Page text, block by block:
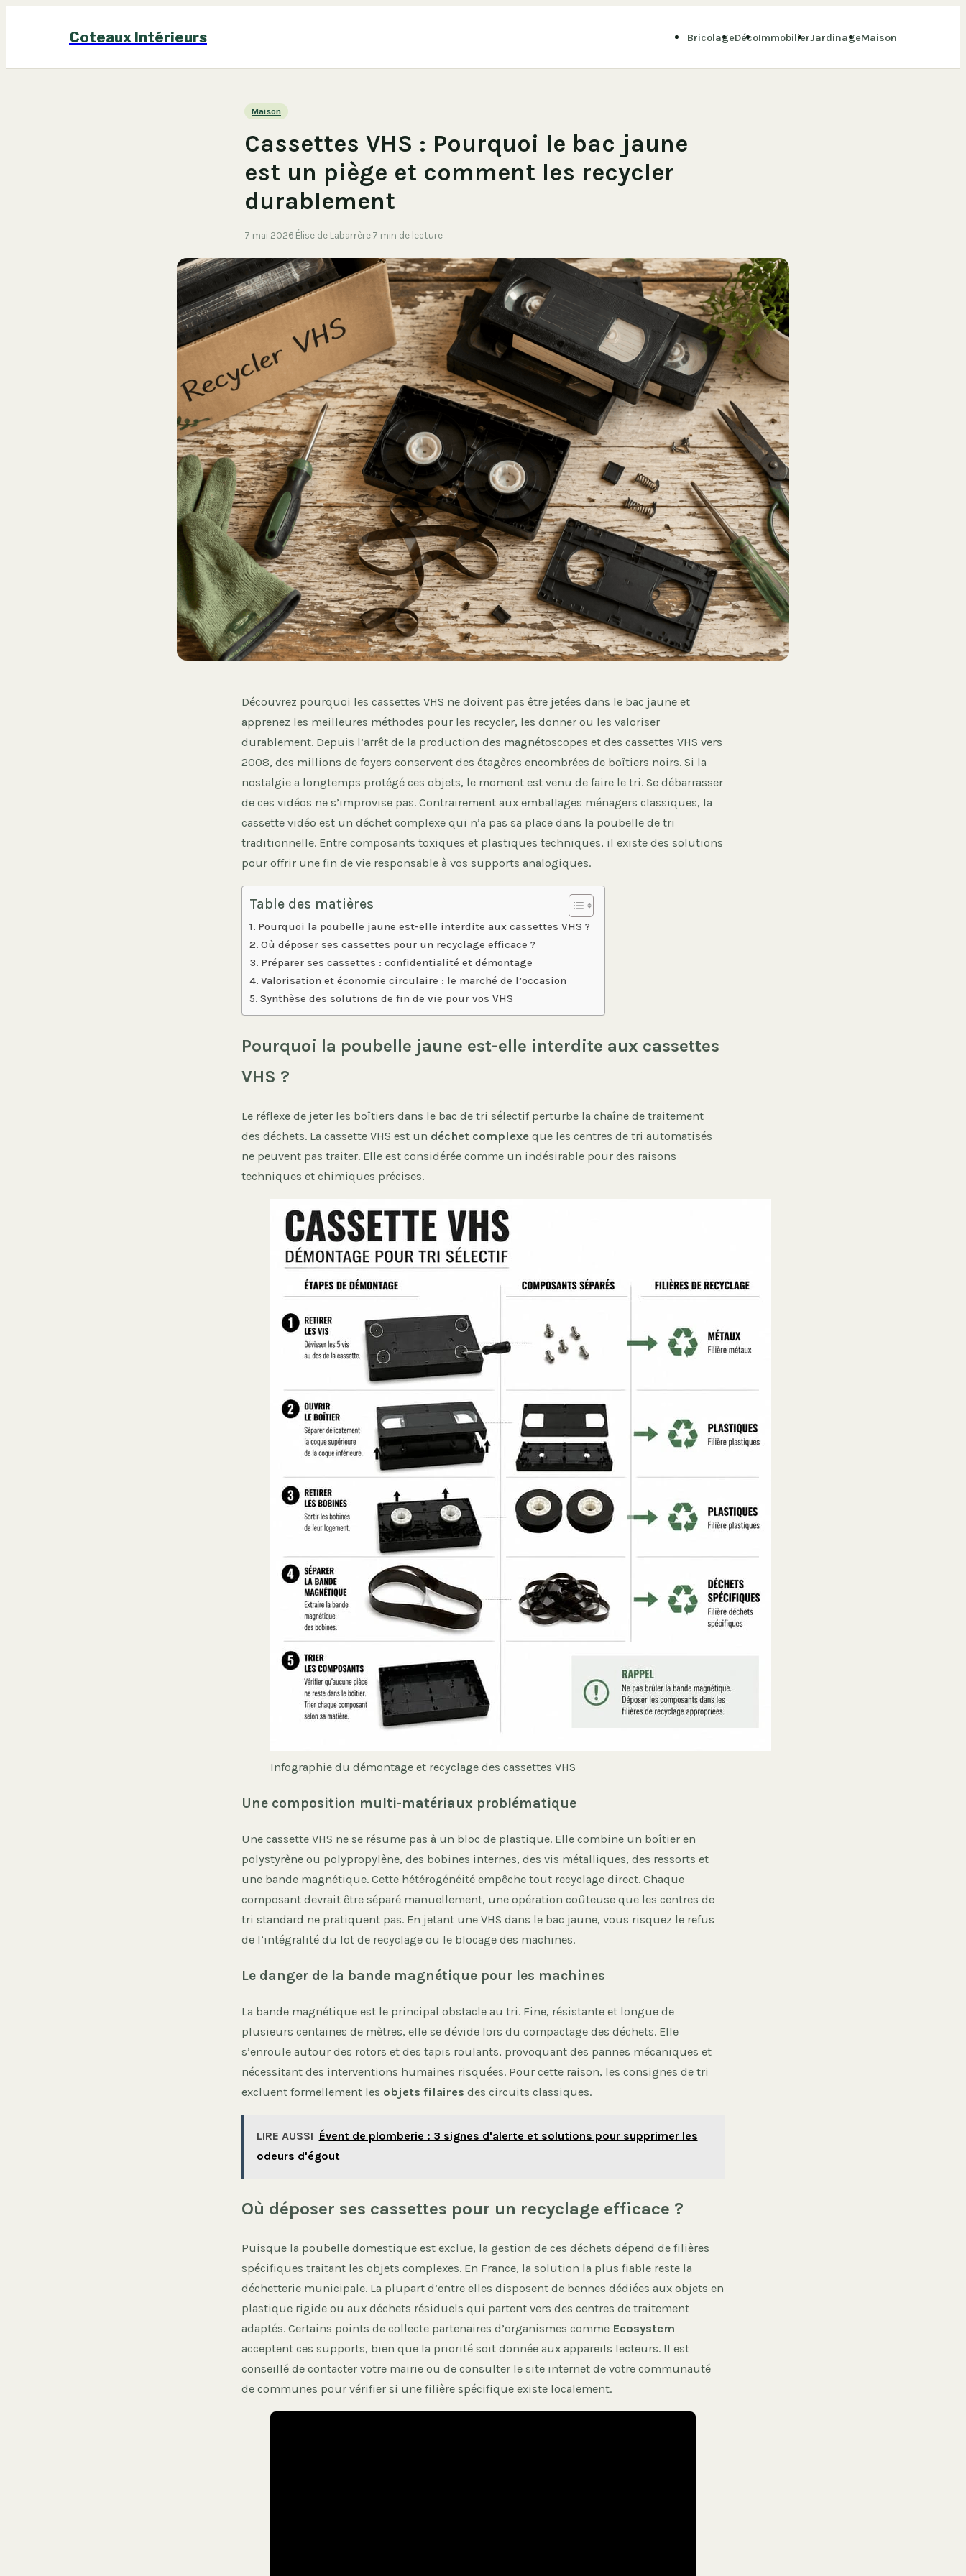
Coteaux Intérieurs BricolageDécoImmobilierJardinageMaison
Maison
Cassettes VHS : Pourquoi le bac jaune
est un piège et comment les recycler
durablement
7 mai 2026·Élise de Labarrère·7 min de lecture
Découvrez pourquoi les cassettes VHS ne doivent pas être jetées dans le bac jaune et
apprenez les meilleures méthodes pour les recycler, les donner ou les valoriser
durablement. Depuis l’arrêt de la production des magnétoscopes et des cassettes VHS vers
2008, des millions de foyers conservent des étagères encombrées de boîtiers noirs. Si la
nostalgie a longtemps protégé ces objets, le moment est venu de faire le tri. Se débarrasser
de ces vidéos ne s’improvise pas. Contrairement aux emballages ménagers classiques, la
cassette vidéo est un déchet complexe qui n’a pas sa place dans la poubelle de tri
traditionnelle. Entre composants toxiques et plastiques techniques, il existe des solutions
pour offrir une fin de vie responsable à vos supports analogiques.
Table des matières
Pourquoi la poubelle jaune est-elle interdite aux cassettes VHS ?
Où déposer ses cassettes pour un recyclage efficace ?
Préparer ses cassettes : confidentialité et démontage
Valorisation et économie circulaire : le marché de l’occasion
Synthèse des solutions de fin de vie pour vos VHS
Pourquoi la poubelle jaune est-elle interdite aux cassettes
VHS ?
Le réflexe de jeter les boîtiers dans le bac de tri sélectif perturbe la chaîne de traitement
des déchets. La cassette VHS est un déchet complexe que les centres de tri automatisés
ne peuvent pas traiter. Elle est considérée comme un indésirable pour des raisons
techniques et chimiques précises.
Infographie du démontage et recyclage des cassettes VHS
Une composition multi-matériaux problématique
Une cassette VHS ne se résume pas à un bloc de plastique. Elle combine un boîtier en
polystyrène ou polypropylène, des bobines internes, des vis métalliques, des ressorts et
une bande magnétique. Cette hétérogénéité empêche tout recyclage direct. Chaque
composant devrait être séparé manuellement, une opération coûteuse que les centres de
tri standard ne pratiquent pas. En jetant une VHS dans le bac jaune, vous risquez le refus
de l’intégralité du lot de recyclage ou le blocage des machines.
Le danger de la bande magnétique pour les machines
La bande magnétique est le principal obstacle au tri. Fine, résistante et longue de
plusieurs centaines de mètres, elle se dévide lors du compactage des déchets. Elle
s’enroule autour des rotors et des tapis roulants, provoquant des pannes mécaniques et
nécessitant des interventions humaines risquées. Pour cette raison, les consignes de tri
excluent formellement les objets filaires des circuits classiques.
LIRE AUSSI Évent de plomberie : 3 signes d'alerte et solutions pour supprimer les
odeurs d'égout
Où déposer ses cassettes pour un recyclage efficace ?
Puisque la poubelle domestique est exclue, la gestion de ces déchets dépend de filières
spécifiques traitant les objets complexes. En France, la solution la plus fiable reste la
déchetterie municipale. La plupart d’entre elles disposent de bennes dédiées aux objets en
plastique rigide ou aux déchets résiduels qui partent vers des centres de traitement
adaptés. Certains points de collecte partenaires d’organismes comme Ecosystem
acceptent ces supports, bien que la priorité soit donnée aux appareils lecteurs. Il est
conseillé de contacter votre mairie ou de consulter le site internet de votre communauté
de communes pour vérifier si une filière spécifique existe localement.